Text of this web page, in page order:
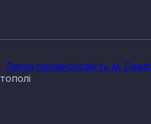
Легка промисловість м.